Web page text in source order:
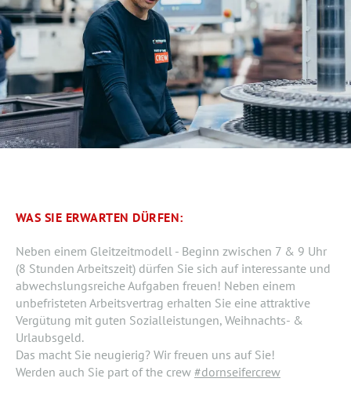
WAS SIE ERWARTEN DÜRFEN:
Neben einem Gleitzeitmodell - Beginn zwischen 7 & 9 Uhr
(8 Stunden Arbeitszeit) dürfen Sie sich auf interessante und
abwechslungsreiche Aufgaben freuen! Neben einem
unbefristeten Arbeitsvertrag erhalten Sie eine attraktive
Vergütung mit guten Sozialleistungen, Weihnachts- &
Urlaubsgeld.
Das macht Sie neugierig? Wir freuen uns auf Sie!
Werden auch Sie part of the crew #dornseifercrew